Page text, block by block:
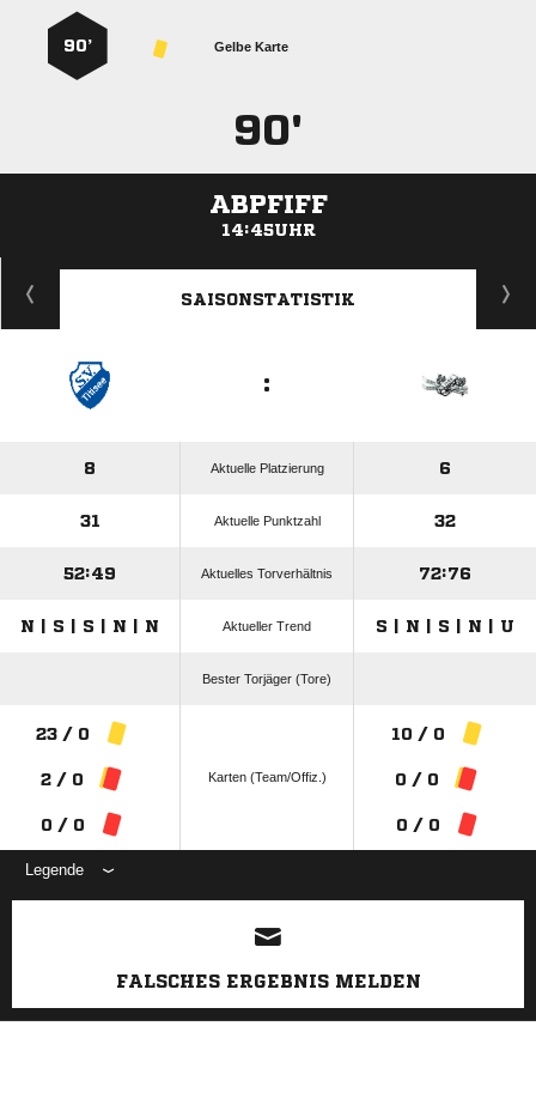
Gelbe Karte
90’
90'
ABPFIFF
14:45UHR
ANZEIGE
SAISONSTATISTIK
:
8 Aktuelle Platzierung 6
31 Aktuelle Punktzahl 32
52:49 Aktuelles Torverhältnis 72:76
N | S | S | N | N Aktueller Trend S | N | S | N | U
Bester Torjäger (Tore)
23 / 0
2 / 0
0 / 0
Karten (Team/Offiz.)
10 / 0
0 / 0
0 / 0
Legende
ANZEIGE
FALSCHES ERGEBNIS MELDEN